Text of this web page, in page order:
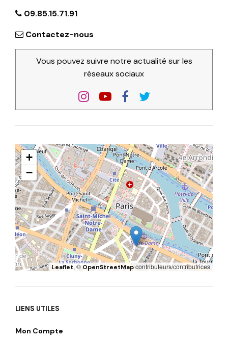
09.85.15.71.91
Contactez-nous
Vous pouvez suivre notre actualité sur les
réseaux sociaux
+
−
Leaflet, ©OpenStreetMapcontributeurs/contributrices
LIENS UTILES
Mon Compte